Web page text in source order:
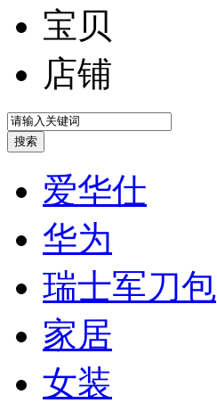
宝贝
店铺
爱华仕
华为
瑞士军刀包
家居
女装